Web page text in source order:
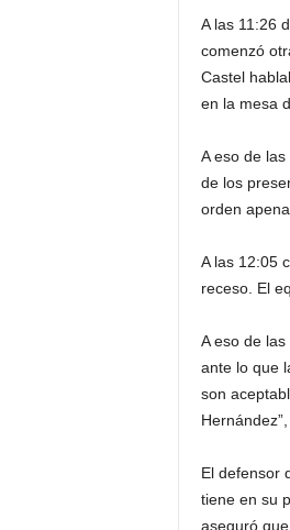
A las 11:26
comenzó
Castel
en la mesa
A eso de
de los
orden
A las 12:05
receso. El
A eso de
ante lo que
son
El defensor
tiene en su
aseguró